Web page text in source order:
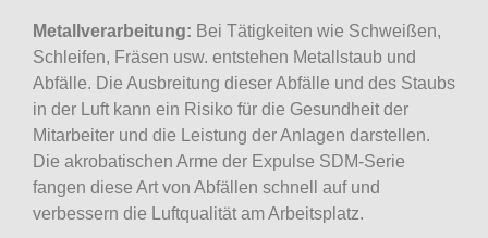
Metallverarbeitung: Bei Tätigkeiten wie Schweißen,
Schleifen, Fräsen usw. entstehen Metallstaub und
Abfälle. Die Ausbreitung dieser Abfälle und des Staubs
in der Luft kann ein Risiko für die Gesundheit der
Mitarbeiter und die Leistung der Anlagen darstellen.
Die akrobatischen Arme der Expulse SDM-Serie
fangen diese Art von Abfällen schnell auf und
verbessern die Luftqualität am Arbeitsplatz.